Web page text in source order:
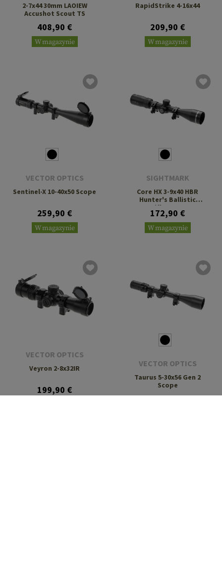
2-7x44 30mm LAOIEW
Accushot Scout TS
408,90 €
W magazynie
RapidStrike 4-16x44
209,90 €
W magazynie
VECTOR OPTICS
Sentinel-X 10-40x50 Scope
259,90 €
W magazynie
SIGHTMARK
Core HX 3-9x40 HBR
Hunter's Ballistic
Riflescope
172,90 €
W magazynie
VECTOR OPTICS
Veyron 2-8x32IR
199,90 €
VECTOR OPTICS
Taurus 5-30x56 Gen 2
Scope
338,90 €